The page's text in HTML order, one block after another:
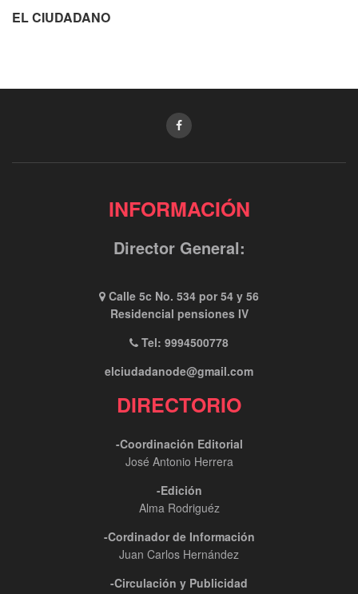
EL CIUDADANO
INFORMACIÓN
Director General:
Calle 5c No. 534 por 54 y 56
Residencial pensiones IV
Tel: 9994500778
elciudadanode@gmail.com
DIRECTORIO
-Coordinación Editorial
José Antonio Herrera
-Edición
Alma Rodriguéz
-Cordinador de Información
Juan Carlos Hernández
-Circulación y Publicidad